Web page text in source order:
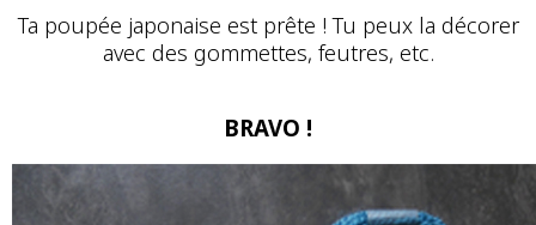
Ta poupée japonaise est prête ! Tu peux la décorer
avec des gommettes, feutres, etc.
BRAVO !